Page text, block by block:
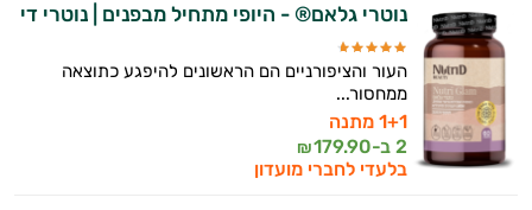
נוטרי גלאם® - היופי מתחיל מבפנים | נוטרי די
העור והציפורניים הם הראשונים להיפגע כתוצאה
ממחסור...
1+1 מתנה
2 ב-
179.90
₪
בלעדי לחברי מועדון